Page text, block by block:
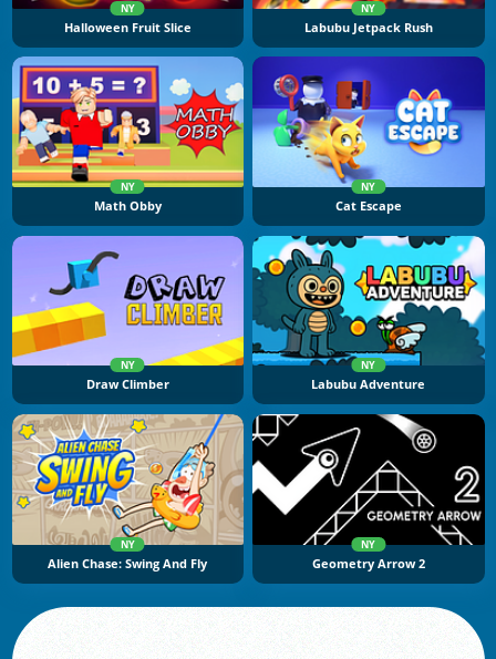
NY
Halloween Fruit Slice
NY
Labubu Jetpack Rush
NY
Math Obby
NY
Cat Escape
NY
Draw Climber
NY
Labubu Adventure
NY
Alien Chase: Swing And Fly
NY
Geometry Arrow 2